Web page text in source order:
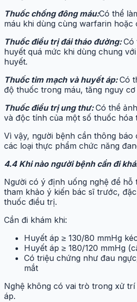
Thuốc chống đông máu:Có thể
máu khi dùng cùng warfarin hoặc
Thuốc điều trị đái tháo đường:Có
huyết quá mức khi dùng chung
huyết.
Thuốc tim mạch và huyết áp:Có
độ thuốc trong máu, tăng nguy cơ
Thuốc điều trị ung thư:Có thể
và độc tính của một số thuốc hóa
Vì vậy, người bệnh cần thông báo
các loại thực phẩm chức năng
4.4 Khi nào người bệnh cần đi
Người có ý định uống nghệ để hỗ
tham khảo ý kiến bác sĩ trước,
thuốc điều trị.
Cần đi khám khi:
Huyết áp ≥ 130/80 mmHg
Huyết áp ≥ 180/120 mmHg
Có triệu chứng như đau
mắt
Nghệ không có vai trò trong xử
áp.